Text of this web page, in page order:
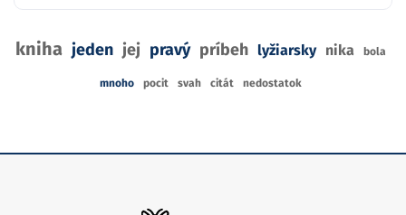
kniha jeden jej pravý príbeh lyžiarsky nika bola
mnoho pocit svah citát nedostatok